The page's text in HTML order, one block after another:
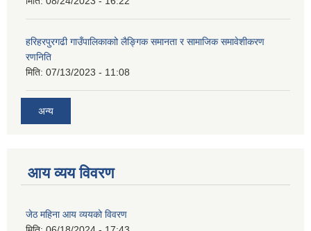
हरिहरपुरगढी गाउँपालिकाकाो लैङ्गिक समानता र सामाजिक समावेशीकरण
रणनिति
मिति: 07/13/2023 - 11:08
अन्य
आय व्यय विवरण
जेठ महिना आय व्ययको विवरण